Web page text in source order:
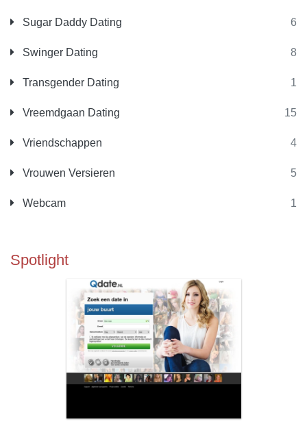
Sugar Daddy Dating 6
Swinger Dating 8
Transgender Dating 1
Vreemdgaan Dating 15
Vriendschappen 4
Vrouwen Versieren 5
Webcam 1
Spotlight